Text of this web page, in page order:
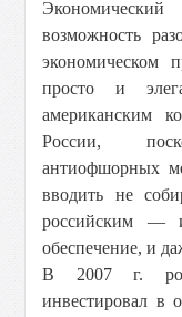
возможность
экономическом
просто и
американским
России,
антиофшорных
вводить не
российским —
обеспечение, и
В 2007 г.
инвестировал в